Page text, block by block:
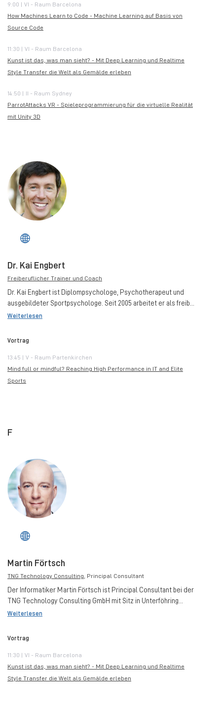
9:00 | VI - Raum Barcelona
How Machines Learn to Code - Machine Learning auf Basis von
Source Code
11:30 | VI - Raum Barcelona
Kunst ist das, was man sieht? - Mit Deep Learning und Realtime
Style Transfer die Welt als Gemälde erleben
14:50 | II - Raum Sydney
ParrotAttacks VR - Spieleprogrammierung für die virtuelle Realität
mit Unity 3D
Dr. Kai Engbert
Freiberuflicher Trainer und Coach
Dr. Kai Engbert ist Diplompsychologe, Psychotherapeut und
ausgebildeter Sportpsychologe. Seit 2005 arbeitet er als freib...
Weiterlesen
Vortrag
13:45 | V - Raum Partenkirchen
Mind full or mindful? Reaching High Performance in IT and Elite
Sports
F
Martin Förtsch
TNG Technology Consulting, Principal Consultant
Der Informatiker Martin Förtsch ist Principal Consultant bei der
TNG Technology Consulting GmbH mit Sitz in Unterföhring...
Weiterlesen
Vortrag
11:30 | VI - Raum Barcelona
Kunst ist das, was man sieht? - Mit Deep Learning und Realtime
Style Transfer die Welt als Gemälde erleben